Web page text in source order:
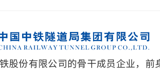
股份有限公司的骨干成员企业，前